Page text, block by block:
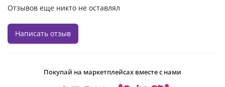
Отзывов еще никто не оставлял
Написать отзыв
Покупай на маркетплейсах вместе с нами